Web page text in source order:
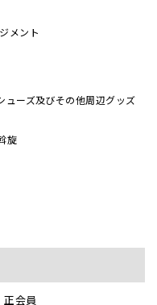
メント
ューズ及びその他周辺グッズ
旋
会員